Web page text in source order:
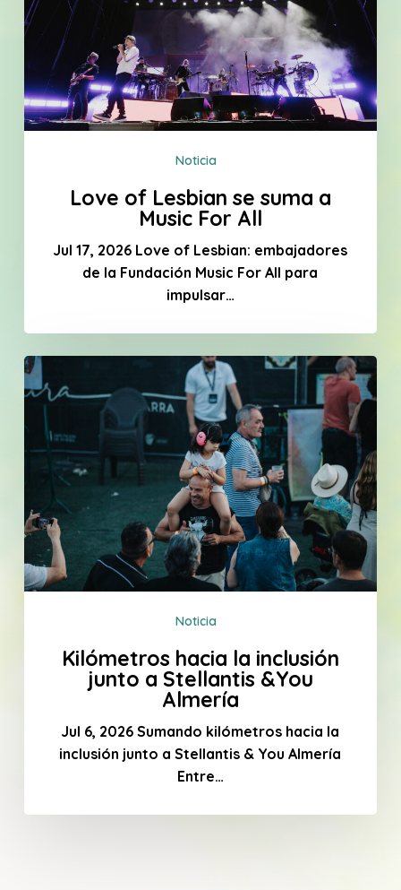
a
Music
For
All
Noticia
Love of Lesbian se suma a
Music For All
Jul 17, 2026 Love of Lesbian: embajadores
de la Fundación Music For All para
impulsar…
Kilómetros
hacia
la
inclusión
junto
a
Stellantis
&You
Almería
Noticia
Kilómetros hacia la inclusión
junto a Stellantis &You
Almería
Jul 6, 2026 Sumando kilómetros hacia la
inclusión junto a Stellantis & You Almería
Entre…